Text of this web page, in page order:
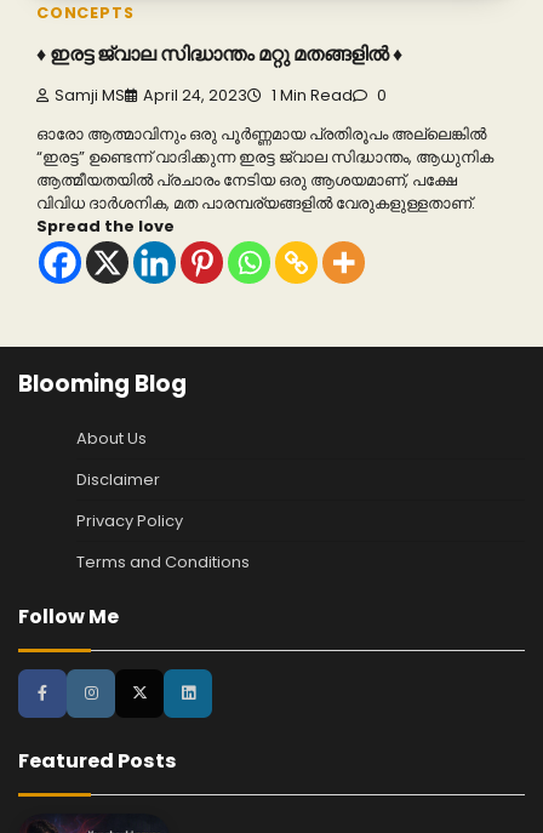
CONCEPTS
♦️ ഇരട്ട ജ്വാല സിദ്ധാന്തം മറ്റു മതങ്ങളിൽ ♦️
Samji MS April 24, 2023 1 Min Read 0
ഓരോ ആത്മാവിനും ഒരു പൂർണ്ണമായ പ്രതിരൂപം അല്ലെങ്കിൽ
“ഇരട്ട” ഉണ്ടെന്ന് വാദിക്കുന്ന ഇരട്ട ജ്വാല സിദ്ധാന്തം, ആധുനിക
ആത്മീയതയിൽ പ്രചാരം നേടിയ ഒരു ആശയമാണ്, പക്ഷേ
വിവിധ ദാർശനിക, മത പാരമ്പര്യങ്ങളിൽ വേരുകളുള്ളതാണ്.
Spread the love
Blooming Blog
About Us
Disclaimer
Privacy Policy
Terms and Conditions
Follow Me
Featured Posts